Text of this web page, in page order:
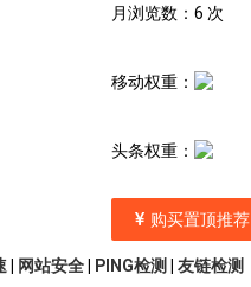
月浏览数：6 次
移动权重：
头条权重：
购买置顶推荐
| 网站安全| PING检测 友链检测